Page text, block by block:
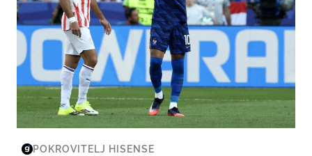
POKROVITELJ HISENSE